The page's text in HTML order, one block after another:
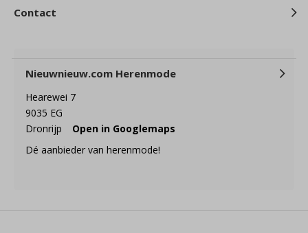
Contact
Nieuwnieuw.com Herenmode
Hearewei 7
9035 EG
Dronrijp
Open in Googlemaps
Dé aanbieder van herenmode!